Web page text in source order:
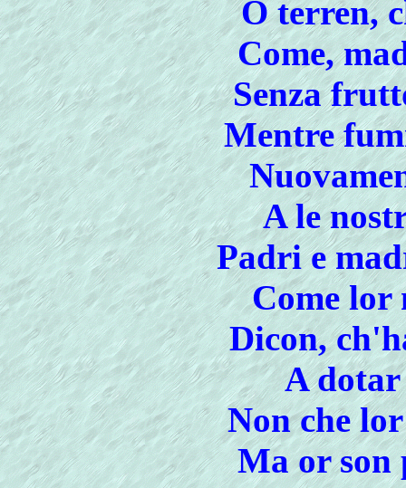
O terren,
Come,
Senza
Mentre
A le
Padri e
Come lor
Dicon,
A
Non che
Ma or son